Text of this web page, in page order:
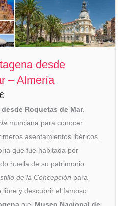
desde
– Almería
Roquetas de Mar.
murciana para conocer
asentamientos ibéricos.
que fue habitada por
huella de su patrimonio
de la Concepción para
y descubrir el famoso